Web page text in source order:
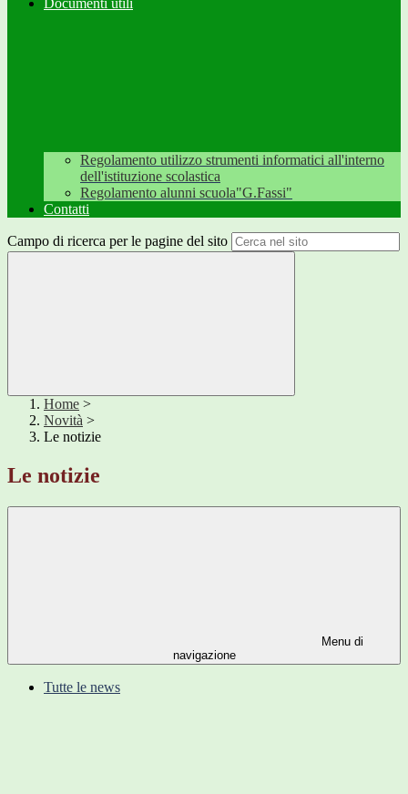
Documenti utili
Regolamento utilizzo strumenti informatici all'interno
dell'istituzione scolastica
Regolamento alunni scuola"G.Fassi"
Contatti
Campo di ricerca per le pagine del sito
Home >
Novità >
Le notizie
Le notizie
Menu di
navigazione
Tutte le news